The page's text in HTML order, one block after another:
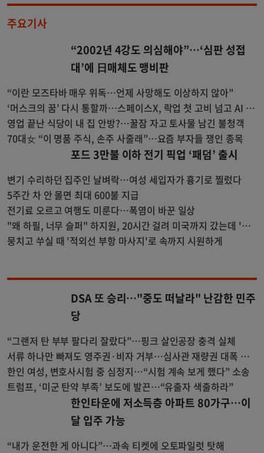
주요기사
“2002년 4강도 의심해야”…‘심판 성접
대’에 日매체도 맹비판
“이란 모즈타바 매우 위독…언제 사망해도 이상하지 않아”
‘머스크의 꿈’ 다시 통할까…스페이스X, 락업 첫 고비 넘고 AI 투
자 시험대
영업 끝난 식당이 내 집 안방?…꿀잠 자고 토사물 남긴 불청객
70대女 “이 명품 주식, 손주 사줄래”…요즘 부자들 쟁인 종목
포드 3만불 이하 전기 픽업 ‘패덤’ 출시
변기 수리하던 집주인 날벼락…여성 세입자가 흉기로 찔렀다
5주간 차 안 몰면 최대 600불 지급
전기료 오르고 여행도 미룬다…폭염이 바꾼 일상
"왜 하필, 너무 슬퍼" 하지원, 20시간 걸려 미국까지 갔는데 '폭
우'에 패닉('26학번 하지원')
뭉치고 쑤실 때 '적외선 부항 마사지'로 속까지 시원하게
DSA 또 승리…"중도 떠날라" 난감한 민주
당
“그랜저 탄 부부 팔다리 잘랐다”…핑크 살인공장 충격 실체
서류 하나만 빠져도 영주권·비자 거부…심사관 재량권 대폭 확
대
한인 여성, 변호사시험 중 심정지…“시험 계속 보게 했다” 소송
트럼프, ‘미군 탄약 부족’ 보도에 발끈…“유출자 색출하라”
한인타운에 저소득층 아파트 80가구…이
달 입주 가능
“내가 운전한 게 아니다”…과속 티켓에 오토파일럿 탓해